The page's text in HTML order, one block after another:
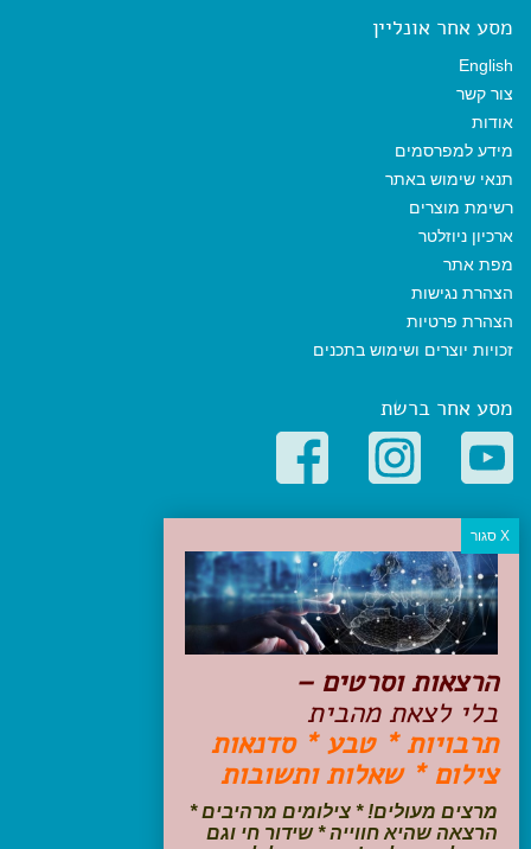
מסע אחר אונליין
English
צור קשר
אודות
מידע למפרסמים
תנאי שימוש באתר
רשימת מוצרים
ארכיון ניוזלטר
מפת אתר
הצהרת נגישות
הצהרת פרטיות
זכויות יוצרים ושימוש בתכנים
מסע אחר ברשת
קטגוריות פופולריות
יעדים
טיולים בישראל
מלונות בוטיק בישראל
טיפים והמלצות
הכנות לנסיעה
טיולי ג'יפים
טיולים עם ילדים
שייט, הפלגות, קרוזים
הרצאות וסרטים –
בלי לצאת מהבית
תרבויות * טבע * סדנאות
צילום * שאלות ותשובות
מרצים מעולים! * צילומים מרהיבים *
הרצאה שהיא חווייה * שידור חי וגם